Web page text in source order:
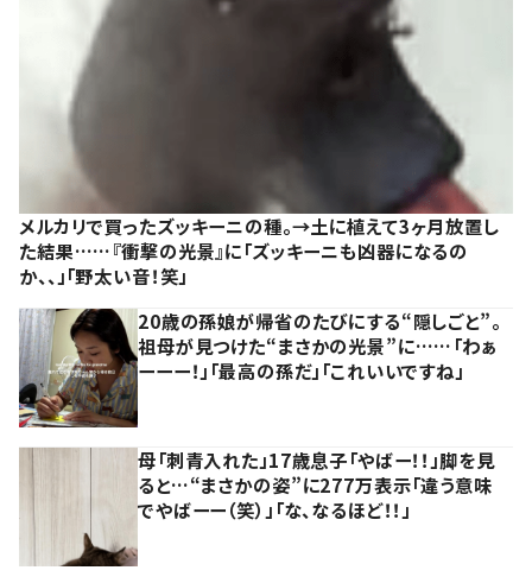
メルカリで買ったズッキーニの種。→土に植えて3ヶ月放置し
た結果……『衝撃の光景』に「ズッキーニも凶器になるの
か、、」「野太い音！笑」
20歳の孫娘が帰省のたびにする“隠しごと”。
祖母が見つけた“まさかの光景”に……「わぁ
ーーー！」「最高の孫だ」「これいいですね」
母「刺青入れた」17歳息子「やばー！！」脚を見
ると…“まさかの姿”に277万表示「違う意味
でやばーー（笑）」「な、なるほど！！」